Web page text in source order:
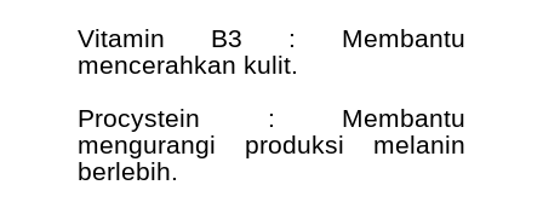
Vitamin B3 : Membantu
mencerahkan kulit.
Procystein : Membantu
mengurangi produksi melanin
berlebih.